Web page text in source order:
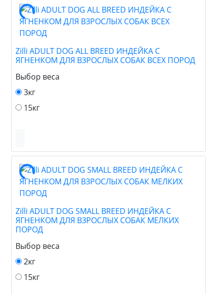
Zilli ADULT DOG ALL BREED ИНДЕЙКА С
ЯГНЕНКОМ ДЛЯ ВЗРОСЛЫХ СОБАК ВСЕХ ПОРОД
Выбор веса
3кг
15кг
Zilli ADULT DOG SMALL BREED ИНДЕЙКА С
ЯГНЕНКОМ ДЛЯ ВЗРОСЛЫХ СОБАК МЕЛКИХ
ПОРОД
Выбор веса
2кг
15кг